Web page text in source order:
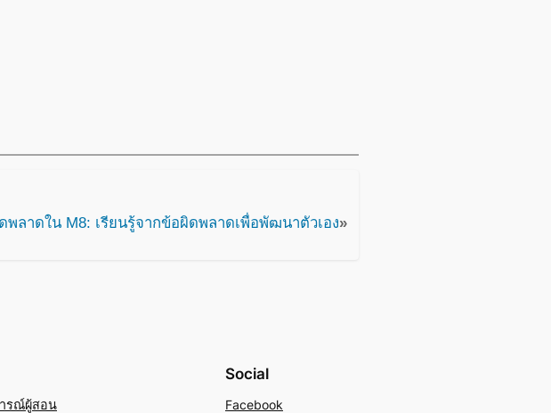
พลาดใน M8: เรียนรู้จากข้อผิดพลาดเพื่อพัฒนาตัวเอง»
รณ์ผู้สอน
Social
Facebook